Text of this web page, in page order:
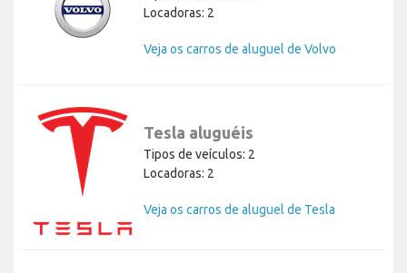
Locadoras: 2
Veja os carros de aluguel de Volvo
Tesla aluguéis
Tipos de veículos: 2
Locadoras: 2
Veja os carros de aluguel de Tesla